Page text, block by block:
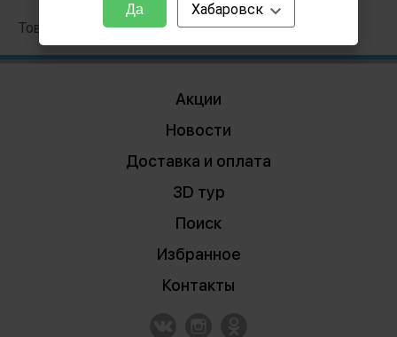
Товары из данного интерьера
Акции
Новости
Доставка и оплата
3D тур
Поиск
Избранное
Контакты
Да Хабаровск